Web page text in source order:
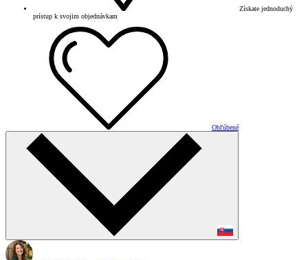
Získate jednoduchý
prístup k svojim objednávkam
Obľúbené